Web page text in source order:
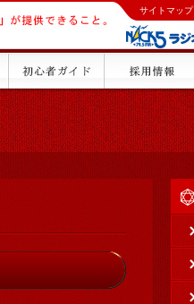
サイトマップ